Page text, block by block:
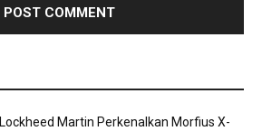
Lockheed Martin Perkenalkan Morfius X-